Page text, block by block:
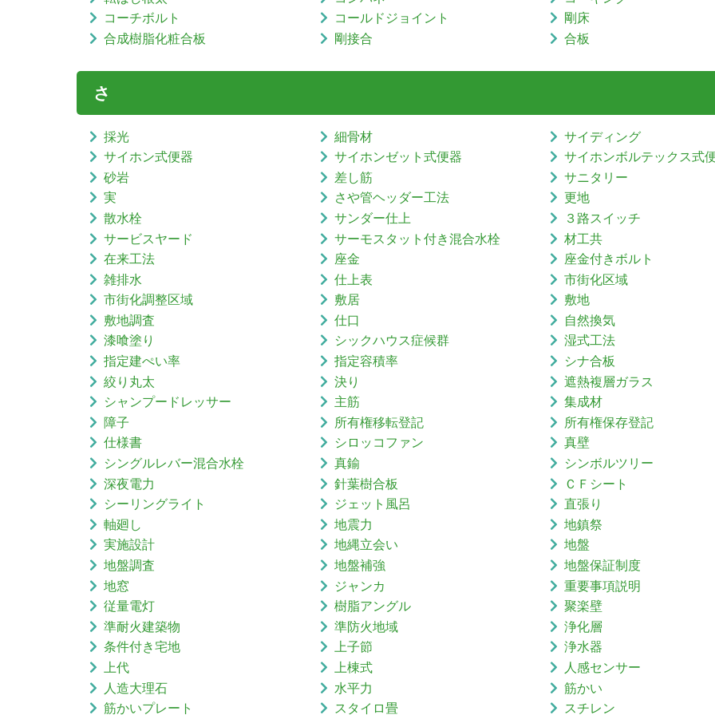
コーチボルト
コールドジョイント
剛床
合成樹脂化粧合板
剛接合 合板
さ
採光 細骨材
サイディング
サイホン式便器
サイホンゼット式便器
サイホンボルテックス式
砂岩
差し筋
サニタリー
実
さや管ヘッダー工法
更地
散水栓
サンダー仕上
３路スイッチ
サービスヤード
サーモスタット付き混合水栓
材工共
在来工法
座金
座金付きボルト
雑排水
仕上表
市街化区域
市街化調整区域
敷居
敷地
敷地調査
仕口
自然換気
漆喰塗り
シックハウス症候群
湿式工法
指定建ぺい率
指定容積率
シナ合板
絞り丸太
決り
遮熱複層ガラス
シャンプードレッサー
主筋
集成材
障子
所有権移転登記
所有権保存登記
仕様書
シロッコファン
真壁
シングルレバー混合水栓
真鍮
シンボルツリー
深夜電力
針葉樹合板
ＣＦシート
シーリングライト
ジェット風呂
直張り
軸廻し
地震力
地鎮祭
実施設計
地縄立会い
地盤
地盤調査
地盤補強
地盤保証制度
地窓
ジャンカ
重要事項説明
従量電灯
樹脂アングル
聚楽壁
準耐火建築物
準防火地域
浄化層
条件付き宅地
上子節
浄水器
上代
上棟式
人感センサー
人造大理石
水平力
筋かい
筋かいプレート
スタイロ畳 スチレン